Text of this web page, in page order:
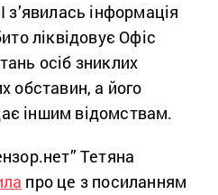
з’явилась інформація
ліквідовує Офіс
осіб зниклих
обставин, а його
іншим відомствам.
Тетяна
про це з посиланням